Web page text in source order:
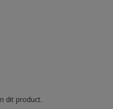
dit product.